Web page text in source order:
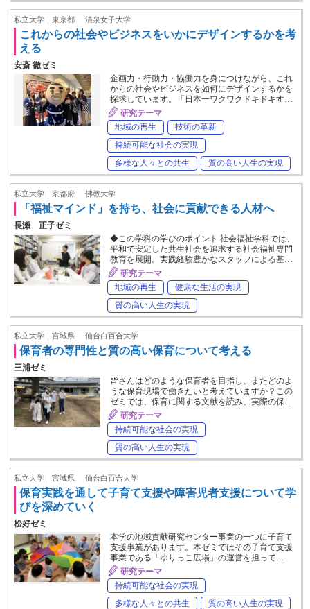
私立大学｜東京都 清泉女子大学
これからの社会やビジネスをいかにデザインするかを考
える
安斎 徹ゼミ
企画力・行動力・協働力を身につけながら、これ
からの社会やビジネスを如何にデザインするかを
探求しています。「日本一ワクワクドキドキす…
研究テーマ
地域の再生
技術の革新
持続可能な社会の実現
多様な人々との共生
質の高い人生の実現
私立大学｜京都府 佛教大学
「福祉マインド」を持ち、社会に貢献できる人材へ
長瀬 正子ゼミ
◆この学科の学びのポイント 社会福祉学科では、
平和で安定した共生社会を追求する社会福祉専門
教育を展開。実践経験豊かなスタッフによる基…
研究テーマ
地域の再生
健康な生活の実現
質の高い人生の実現
私立大学｜宮城県 仙台白百合大学
保育者の専門性と質の高い保育について考える
三浦ゼミ
皆さんはどのような保育者を目指し、またどのよ
うな保育現場で働きたいと考えていますか？この
ゼミでは、保育に関する文献を読み、実際の保…
研究テーマ
持続可能な社会の実現
質の高い人生の実現
私立大学｜宮城県 仙台白百合大学
保育実践を通して子育て支援や障害児者支援について学
びを深めていく
松好ゼミ
本学の地域貢献研究センター事業の一つに子育て
支援事業があります。本ゼミではその子育て支援
事業である「ゆりっこ広場」の運営を担って…
研究テーマ
持続可能な社会の実現
多様な人々との共生
質の高い人生の実現